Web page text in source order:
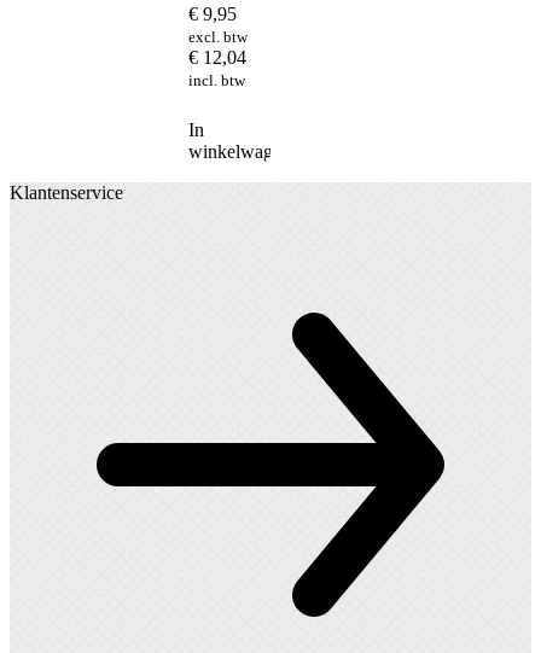
€ 9,95
excl. btw
€ 12,04
incl. btw
In
winkelwagen
Klantenservice